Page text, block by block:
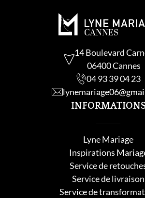
14 Boulevard
06400 Cannes
04 93 39 04 23
Lyne Mariage
Inspirations
Service de retouche
Service de livraison
Service de